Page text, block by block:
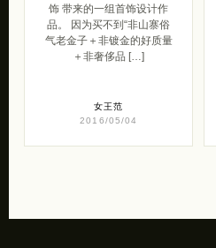
饰 带来的一组首饰设计作
品。 因为买不到“非山寨俗
气老金子＋非镀金的好质量
＋非奢侈品 […]
女王范
2016/05/04